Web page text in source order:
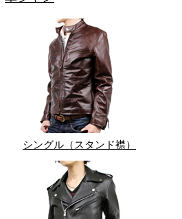
シングル（スタンド襟）